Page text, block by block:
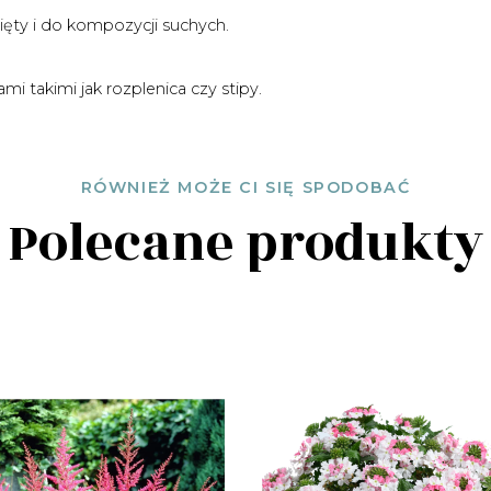
i do kompozycji suchych.
takimi jak rozplenica czy stipy.
RÓWNIEŻ MOŻE CI SIĘ SPODOBAĆ
Polecane produkty